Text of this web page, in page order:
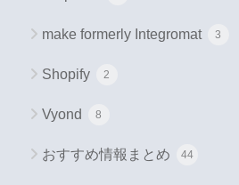
make formerly Integromat 3
Shopify 2
Vyond 8
おすすめ情報まとめ 44